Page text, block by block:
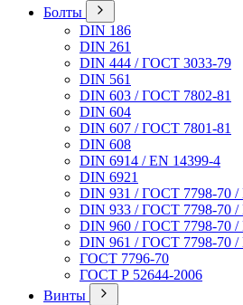
Болты
DIN 186
DIN 261
DIN 444 / ГОСТ 3033-79
DIN 561
DIN 603 / ГОСТ 7802-81
DIN 604
DIN 607 / ГОСТ 7801-81
DIN 608
DIN 6914 / EN 14399-4
DIN 6921
DIN 931 / ГОСТ 7798-70
DIN 933 / ГОСТ 7798-70
DIN 960 / ГОСТ 7798-70
DIN 961 / ГОСТ 7798-70
ГОСТ 7796-70
ГОСТ Р 52644-2006
Винты